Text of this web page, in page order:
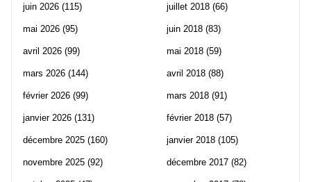
juin 2026 (115)
mai 2026 (95)
avril 2026 (99)
mars 2026 (144)
février 2026 (99)
janvier 2026 (131)
décembre 2025 (160)
novembre 2025 (92)
juillet 2018 (66)
juin 2018 (83)
mai 2018 (59)
avril 2018 (88)
mars 2018 (91)
février 2018 (57)
janvier 2018 (105)
décembre 2017 (82)